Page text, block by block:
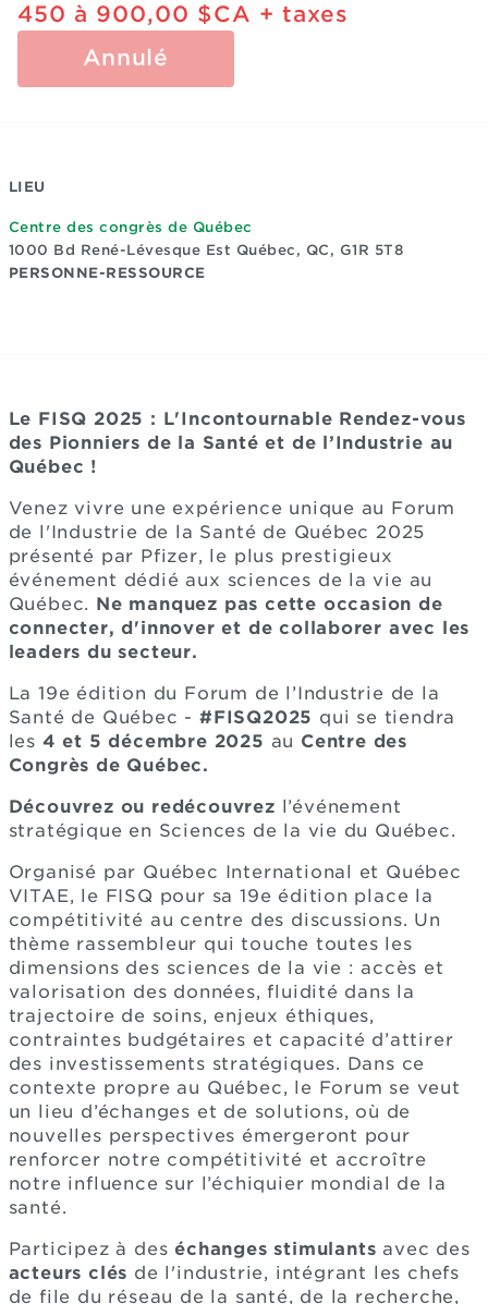
450 à 900,00 $CA + taxes
Annulé
LIEU
Centre des congrès de Québec
1000 Bd René-Lévesque Est Québec, QC, G1R 5T8
PERSONNE-RESSOURCE
Le FISQ 2025 : L'Incontournable Rendez-vous
des Pionniers de la Santé et de l’Industrie au
Québec !
Venez vivre une expérience unique au Forum
de l'Industrie de la Santé de Québec 2025
présenté par Pfizer, le plus prestigieux
événement dédié aux sciences de la vie au
Québec. Ne manquez pas cette occasion de
connecter, d'innover et de collaborer avec les
leaders du secteur.
La 19e édition du Forum de l’Industrie de la
Santé de Québec - #FISQ2025 qui se tiendra
les 4 et 5 décembre 2025 au Centre des
Congrès de Québec.
Découvrez ou redécouvrez l’événement
stratégique en Sciences de la vie du Québec.
Organisé par Québec International et Québec
VITAE, le FISQ pour sa 19e édition place la
compétitivité au centre des discussions. Un
thème rassembleur qui touche toutes les
dimensions des sciences de la vie : accès et
valorisation des données, fluidité dans la
trajectoire de soins, enjeux éthiques,
contraintes budgétaires et capacité d’attirer
des investissements stratégiques. Dans ce
contexte propre au Québec, le Forum se veut
un lieu d’échanges et de solutions, où de
nouvelles perspectives émergeront pour
renforcer notre compétitivité et accroître
notre influence sur l’échiquier mondial de la
santé.
Participez à deséchanges stimulants avec des
acteurs clés de l'industrie, intégrant les chefs
de file du réseau de la santé, de la recherche,